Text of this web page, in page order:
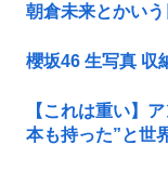
朝倉未来とかい
櫻坂46 生写真 収
【これは重い】
本も持った”と世